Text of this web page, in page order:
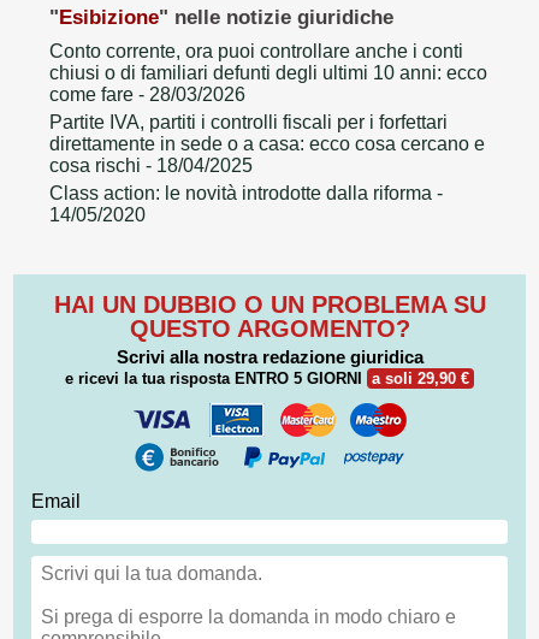
"Esibizione" nelle notizie giuridiche
Conto corrente, ora puoi controllare anche i conti
chiusi o di familiari defunti degli ultimi 10 anni: ecco
come fare - 28/03/2026
Partite IVA, partiti i controlli fiscali per i forfettari
direttamente in sede o a casa: ecco cosa cercano e
cosa rischi - 18/04/2025
Class action: le novità introdotte dalla riforma -
14/05/2020
HAI UN DUBBIO O UN PROBLEMA SU
QUESTO ARGOMENTO?
Scrivi alla nostra redazione giuridica
e ricevi la tua risposta ENTRO 5 GIORNI a soli 29,90 €
Email